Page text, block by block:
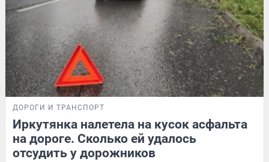
ДОРОГИ И ТРАНСПОРТ
Иркутянка налетела на кусок асфальта
на дороге. Сколько ей удалось
отсудить у дорожников